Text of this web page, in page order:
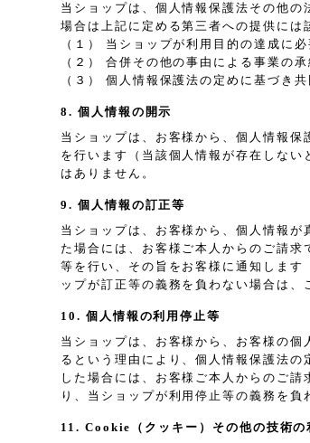
当ショップは、個人情報保護法その他
場合は上記に定める第三者への提供には
（１） 当ショップが利用目的の達成に
（２） 合併その他の事由による事業の
（３） 個人情報保護法の定めに基づき
8. 個人情報の開示
当ショップは、お客様から、個人情報
を行います（当該個人情報が存在しな
はありません。
9. 個人情報の訂正等
当ショップは、お客様から、個人情報
た場合には、お客様ご本人からのご請
等を行い、その旨をお客様に通知しま
ップが訂正等の義務を負わない場合は、
10. 個人情報の利用停止等
当ショップは、お客様から、お客様の
るという理由により、個人情報保護法
した場合には、お客様ご本人からのご
り、当ショップが利用停止等の義務を負
11. Cookie（クッキー）その他の技術の